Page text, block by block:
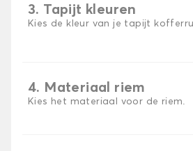
3. Tapijt kleuren
Kies de kleur van je tapijt
4. Materiaal riem
Kies het materiaal voor de riem.